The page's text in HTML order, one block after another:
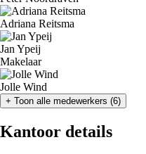
Adriana Reitsma
Jan Ypeij
Makelaar
Jolle Wind
+ Toon alle medewerkers (6)
Kantoor details